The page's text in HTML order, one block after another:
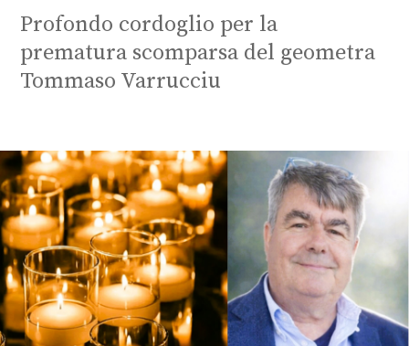
Profondo cordoglio per la
prematura scomparsa del geometra
Tommaso Varrucciu